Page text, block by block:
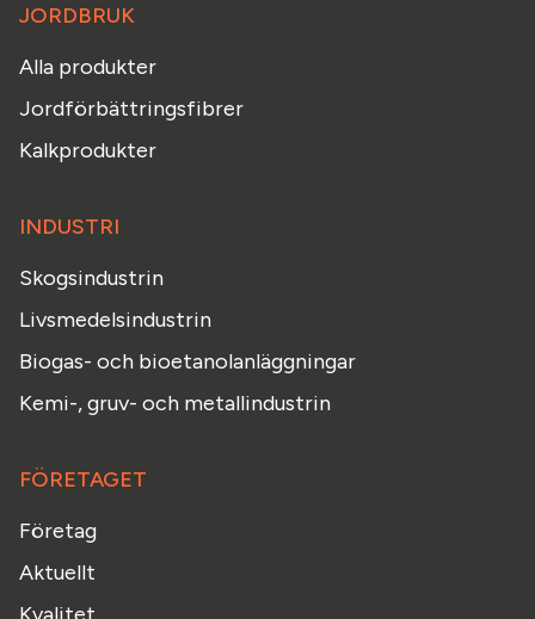
JORDBRUK
Alla produkter
Jordförbättringsfibrer
Kalkprodukter
INDUSTRI
Skogsindustrin
Livsmedelsindustrin
Biogas- och bioetanolanläggningar
Kemi-, gruv- och metallindustrin
FÖRETAGET
Företag
Aktuellt